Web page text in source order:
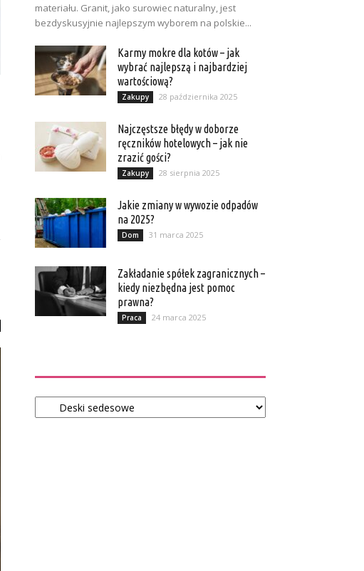
materiału. Granit, jako surowiec naturalny, jest
bezdyskusyjnie najlepszym wyborem na polskie...
Karmy mokre dla kotów – jak
wybrać najlepszą i najbardziej
wartościową?
Zakupy 28 października 2025
Najczęstsze błędy w doborze
ręczników hotelowych – jak nie
zrazić gości?
Zakupy 28 sierpnia 2025
Jakie zmiany w wywozie odpadów
na 2025?
Dom 31 marca 2025
Zakładanie spółek zagranicznych –
kiedy niezbędna jest pomoc
prawna?
Praca 24 marca 2025
Kategorie